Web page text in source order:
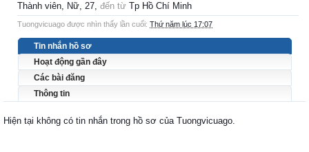
Thành viên, Nữ, 27, đến từ Tp Hồ Chí Minh
Tuongvicuago được nhìn thấy lần cuối: Thứ năm lúc 17:07
Tin nhắn hồ sơ
Hoạt động gần đây
Các bài đăng
Thông tin
Hiện tại không có tin nhắn trong hồ sơ của Tuongvicuago.